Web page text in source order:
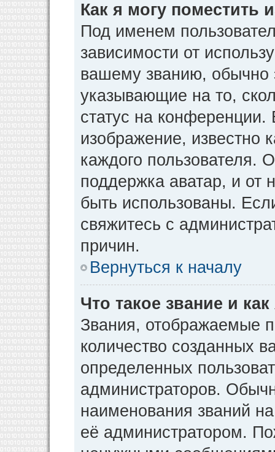
Как я могу поместить
Под именем
зависимости от
вашему званию, обычно
указывающие на то,
статус на
изображение, известно
каждого пользователя.
поддержка аватар, и от
быть использованы.
свяжитесь с
причин.
Вернуться к началу
Что такое звание и
Звания, отображаемые
количество созданных
определенных
администраторов.
наименования званий
её администратором.